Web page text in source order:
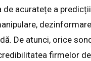
de acuratețe a
De atunci, orice
firmelor